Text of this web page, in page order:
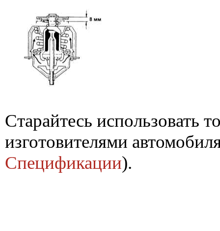
Старайтесь использовать
изготовителями
Спецификации).